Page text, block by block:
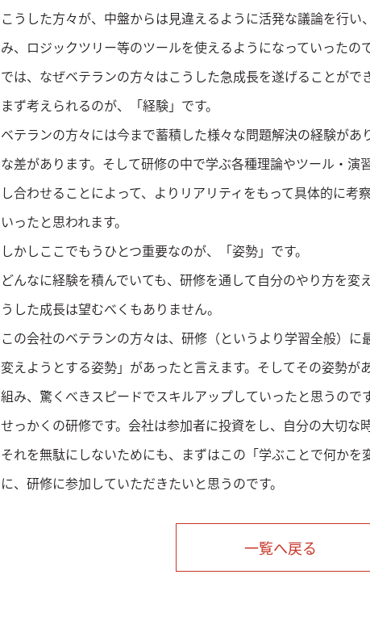
こうした方々が、中盤からは見違えるように活発な議論を行い
み、ロジックツリー等のツールを使えるようになっていったので
では、なぜベテランの方々はこうした急成長を遂げることがで
まず考えられるのが、「経験」です。
ベテランの方々には今まで蓄積した様々な問題解決の経験があ
な差があります。そして研修の中で学ぶ各種理論やツール・演
し合わせることによって、よりリアリティをもって具体的に考
いったと思われます。
しかしここでもうひとつ重要なのが、「姿勢」です。
どんなに経験を積んでいても、研修を通して自分のやり方を変
うした成長は望むべくもありません。
この会社のベテランの方々は、研修（というより学習全般）に
変えようとする姿勢」があったと言えます。そしてその姿勢が
組み、驚くべきスピードでスキルアップしていったと思うのです
せっかくの研修です。会社は参加者に投資をし、自分の大切な
それを無駄にしないためにも、まずはこの「学ぶことで何かを
に、研修に参加していただきたいと思うのです。
一覧へ戻る